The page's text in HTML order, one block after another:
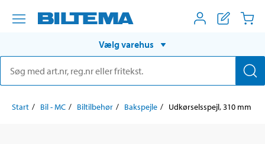
Vælg varehus
Start Bil - MC Biltilbehør Bakspejle Udkørselsspejl, 310 mm